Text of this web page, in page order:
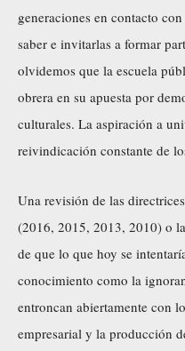
generaciones en contacto
saber e invitarlas a formar
olvidemos que la escuela
obrera en su apuesta por
culturales. La aspiración a
reivindicación constante de
Una revisión de las
(2016, 2015, 2013, 2010) o
de que lo que hoy se
conocimiento como la
entroncan abiertamente con
empresarial y la producción